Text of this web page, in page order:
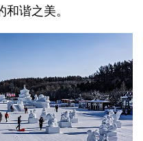
谐之美。